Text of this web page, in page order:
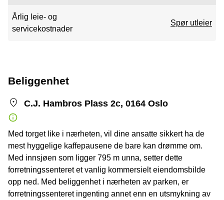
Årlig leie- og
servicekostnader
Spør utleier
Beliggenhet
C.J. Hambros Plass 2c, 0164 Oslo
Med torget like i nærheten, vil dine ansatte sikkert ha de
mest hyggelige kaffepausene de bare kan drømme om.
Med innsjøen som ligger 795 m unna, setter dette
forretningssenteret et vanlig kommersielt eiendomsbilde
opp ned. Med beliggenhet i nærheten av parken, er
forretningssenteret ingenting annet enn en utsmykning av